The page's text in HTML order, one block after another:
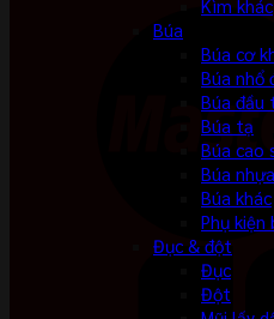
Kìm khác
Búa
Búa cơ
Búa nhổ
Búa đầu
Búa tạ
Búa cao
Búa nhựa
Búa khác
Phụ kiện
Đục & đột
Đục
Đột